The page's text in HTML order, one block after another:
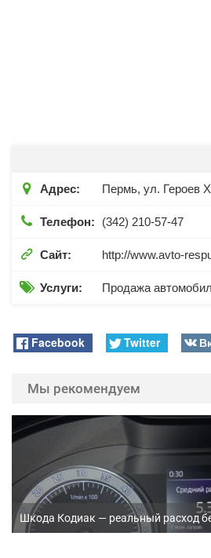
 Адрес: Пермь, ул. Героев
 Телефон: (342) 210-57-47
 Сайт: http://www.avto-
 Услуги: Продажа
Facebook Twitter
Мы рекомендуем
Шкода Кодиак — реальный расход